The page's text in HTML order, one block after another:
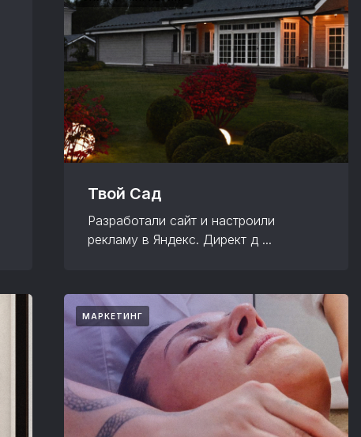
Твой Сад
Разработали сайт и настроили
рекламу в Яндекс. Директ д ...
МАРКЕТИНГ